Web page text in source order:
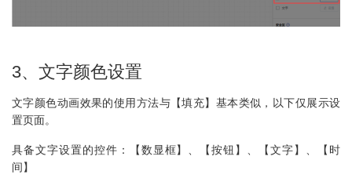
3、文字颜色设置
文字颜色动画效果的使用方法与【填充】基本类似，以下仅展示设
置页面。
具备文字设置的控件：【数显框】、【按钮】、【文字】、【时
间】